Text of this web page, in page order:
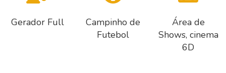
Gerador Full
Campinho de
Futebol
Área de
Shows, cinema
6D